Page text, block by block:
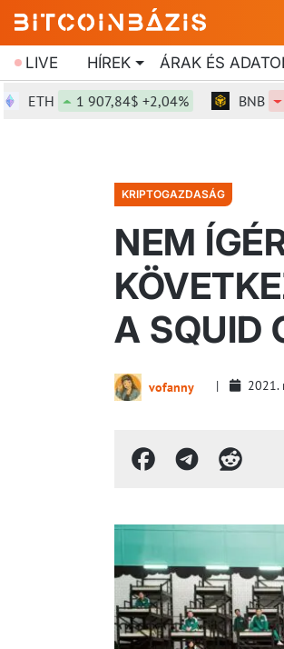
LIVE HÍREK ÁRAK ÉS
ETH 1 907,84$ +2,04% BNB
KRIPTOGAZDASÁG
NEM
A SQUID
vofanny 2021.